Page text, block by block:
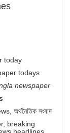
today
todays
newspaper
সংবাদ
breaking
headlines